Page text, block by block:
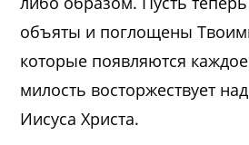
объяты и поглощены
которые появляются
милость восторжествует
Иисуса Христа.